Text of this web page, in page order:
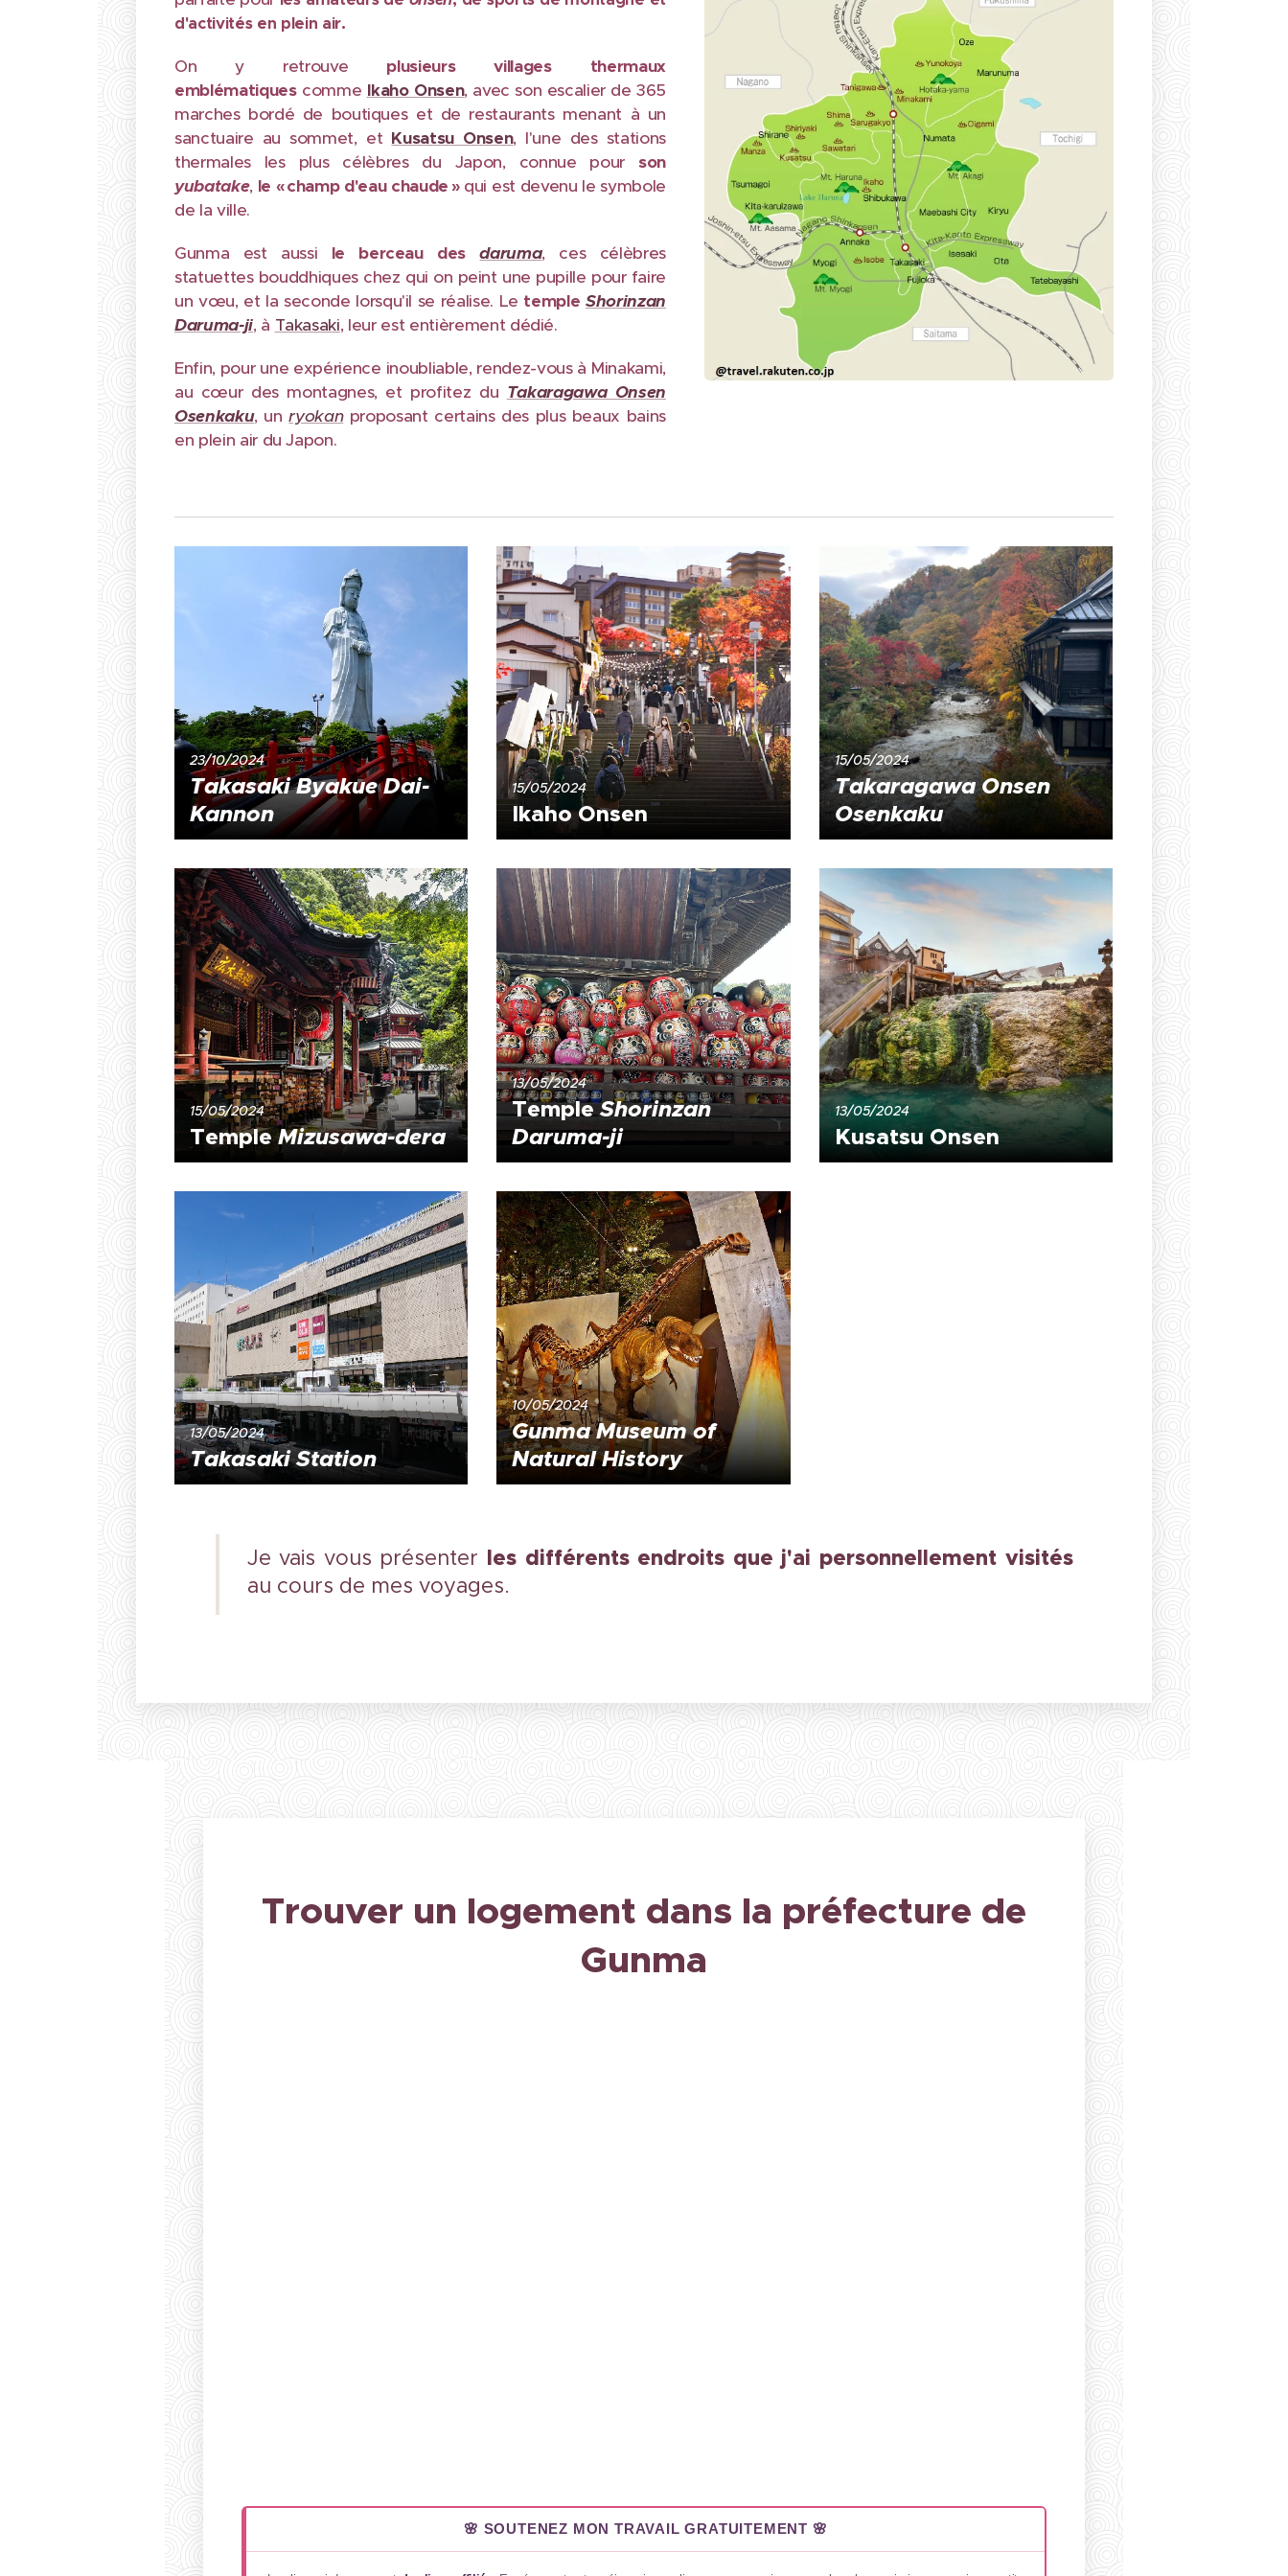
d'activités en plein air.
On y retrouve plusieurs
villages thermaux
emblématiquescomme Ikaho Onsen, avec son escalier de 365
marches bordé de boutiques et de restaurants menant à un
sanctuaire au sommet, et Kusatsu Onsen, l'une des stations
thermales les plus célèbres du Japon, connue pour son
yubatake, le « champ d'eau chaude » qui est devenu le symbole
de la ville.
Gunma est aussi le berceau desdaruma, ces célèbres
statuettes bouddhiques chez qui on peint une pupille pour faire
un vœu, et la seconde lorsqu'il se réalise. Le templeShorinzan
Daruma-ji, à Takasaki, leur est entièrement dédié.
Enfin, pour une expérience inoubliable, rendez-vous à Minakami,
au cœur des montagnes, et profitez du Takaragawa Onsen
Osenkaku, unryokanproposant certains des plus beaux bains
en plein air du Japon.
23/10/2024
Takasaki Byakue Dai-
Kannon
15/05/2024
Ikaho Onsen
15/05/2024
Takaragawa Onsen
Osenkaku
15/05/2024
TempleMizusawa-dera
13/05/2024
TempleShorinzan
Daruma-ji
13/05/2024
Kusatsu Onsen
13/05/2024
Takasaki Station
10/05/2024
Gunma Museum of
Natural History
Je vais vous présenter les différents endroits que j'ai personnellement visités
au cours de mes voyages.
Trouver un logement dans la préfecture de
Gunma
🌸 SOUTENEZ MON TRAVAIL GRATUITEMENT 🌸